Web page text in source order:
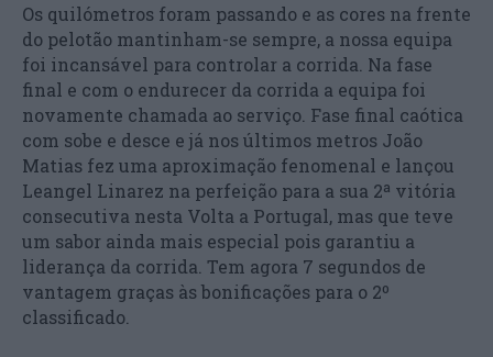
Os quilómetros foram passando e as cores na frente
do pelotão mantinham-se sempre, a nossa equipa
foi incansável para controlar a corrida. Na fase
final e com o endurecer da corrida a equipa foi
novamente chamada ao serviço. Fase final caótica
com sobe e desce e já nos últimos metros João
Matias fez uma aproximação fenomenal e lançou
Leangel Linarez na perfeição para a sua 2ª vitória
consecutiva nesta Volta a Portugal, mas que teve
um sabor ainda mais especial pois garantiu a
liderança da corrida. Tem agora 7 segundos de
vantagem graças às bonificações para o 2º
classificado.